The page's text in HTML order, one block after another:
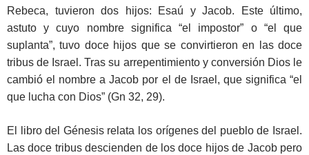
Rebeca, tuvieron dos hijos: Esaú y Jacob. Este último,
astuto y cuyo nombre significa “el impostor” o “el que
suplanta”, tuvo doce hijos que se convirtieron en las doce
tribus de Israel. Tras su arrepentimiento y conversión Dios le
cambió el nombre a Jacob por el de Israel, que significa “el
que lucha con Dios” (Gn 32, 29).
El libro del Génesis relata los orígenes del pueblo de Israel.
Las doce tribus descienden de los doce hijos de Jacob pero